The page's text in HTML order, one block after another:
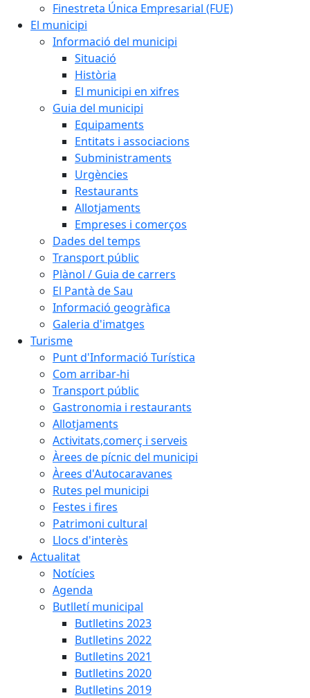
Finestreta Única Empresarial (FUE)
El municipi
Informació del municipi
Situació
Història
El municipi en xifres
Guia del municipi
Equipaments
Entitats i associacions
Subministraments
Urgències
Restaurants
Allotjaments
Empreses i comerços
Dades del temps
Transport públic
Plànol / Guia de carrers
El Pantà de Sau
Informació geogràfica
Galeria d'imatges
Turisme
Punt d'Informació Turística
Com arribar-hi
Transport públic
Gastronomia i restaurants
Allotjaments
Activitats,comerç i serveis
Àrees de pícnic del municipi
Àrees d'Autocaravanes
Rutes pel municipi
Festes i fires
Patrimoni cultural
Llocs d'interès
Actualitat
Notícies
Agenda
Butlletí municipal
Butlletins 2023
Butlletins 2022
Butlletins 2021
Butlletins 2020
Butlletins 2019